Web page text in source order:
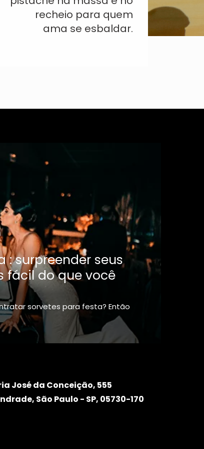
recheio para quem
ama se esbaldar.
: surpreender seus
fácil do que você
sorvetes para festa? Então
José da Conceição, 555
São Paulo - SP, 05730-170